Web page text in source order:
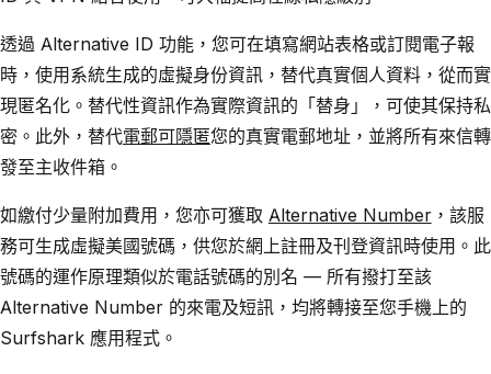
透過 Alternative ID 功能，您可在填寫網站表格或訂閱電子報
時，使用系統生成的虛擬身份資訊，替代真實個人資料，從而實
現匿名化。替代性資訊作為實際資訊的「替身」，可使其保持私
密。此外，替代電郵可隱匿您的真實電郵地址，並將所有來信轉
發至主收件箱。
如繳付少量附加費用，您亦可獲取 Alternative Number，該服
務可生成虛擬美國號碼，供您於網上註冊及刊登資訊時使用。此
號碼的運作原理類似於電話號碼的別名 — 所有撥打至該
Alternative Number 的來電及短訊，均將轉接至您手機上的
Surfshark 應用程式。